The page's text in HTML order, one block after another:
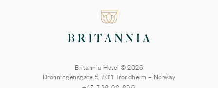
Britannia Hotel © 2026
Dronningensgate 5 7011 Trondheim – Norway